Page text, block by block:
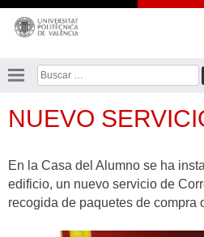
Saltar
contenido
Buscar:
NUEVO
En la Casa del Alumno se ha
edificio, un nuevo servicio de
recogida de paquetes de compra